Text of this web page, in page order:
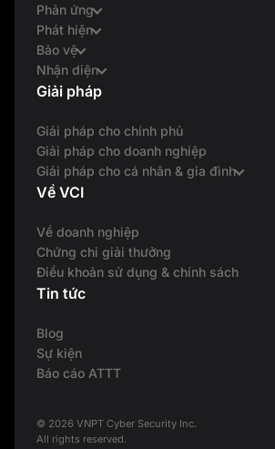
Phản ứng
Phát hiện
Bảo vệ
Nhận diện
Giải pháp
Giải pháp cho chính phủ
Giải pháp cho doanh nghiệp
Giải pháp cho cá nhân & gia đình
Về VCI
Về doanh nghiệp
Chứng chỉ giải thưởng
Điều khoản sử dụng & chính sách
Tin tức
Blog
Sự kiện
Báo cáo ATTT
© 2026 VNPT Cyber Security Inc.
All rights reserved.